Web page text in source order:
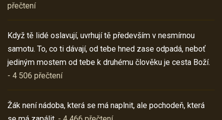
přečtení
Když tě lidé oslavují, uvrhují tě především v nesmírnou
samotu. To, co ti dávají, od tebe hned zase odpadá, neboť
jediným mostem od tebe k druhému člověku je cesta Boží.
- 4 506 přečtení
Žák není nádoba, která se má naplnit, ale pochodeň, která